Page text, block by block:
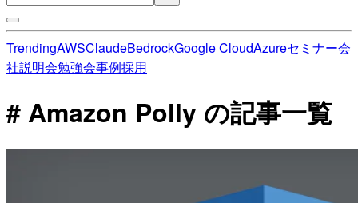
TrendingAWSClaudeBedrockGoogle CloudAzureセミナー会
社説明会勉強会事例採用
# Amazon Polly の記事一覧